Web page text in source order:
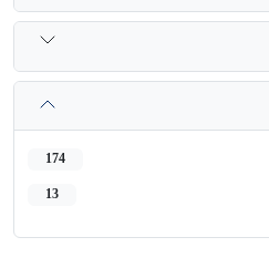
174
13